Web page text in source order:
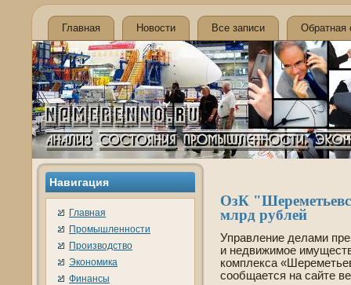
Главная Новости Все записи Обратная
Навигация
Главная
Промышленности
Производство
Экономика
Финансы
ОзК
млрд рублей
Управление де­лами
и недвижимое
комплекса
сообщается на сайте